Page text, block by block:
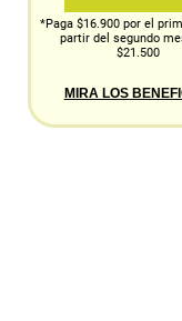
*Paga $16.900 por el
partir del segundo
$21.500
MIRA LOS